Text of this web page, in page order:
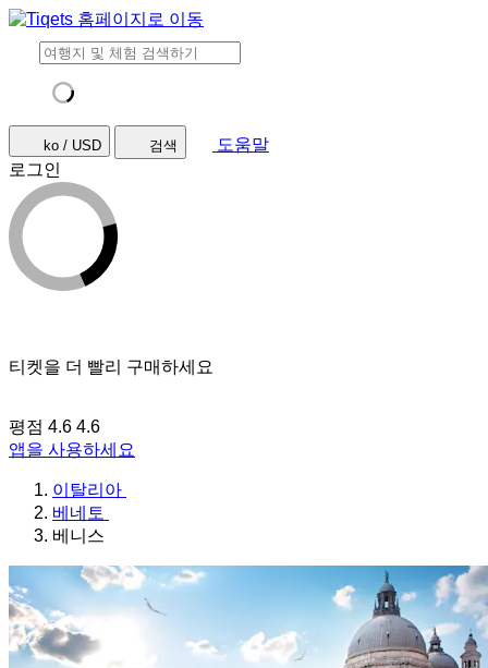
ko / USD 검색
도움말
로그인
티켓을 더 빨리 구매하세요
평점 4.6 4.6
앱을 사용하세요
이탈리아
베네토
베니스